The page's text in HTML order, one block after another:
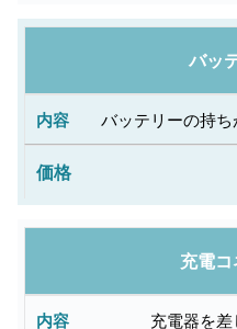
故
容
修
理
バッ
バッテリーの持
充電
充電器を